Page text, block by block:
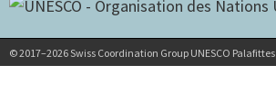
© 2017–2026 Swiss Coordination Group UNESCO Palafittes